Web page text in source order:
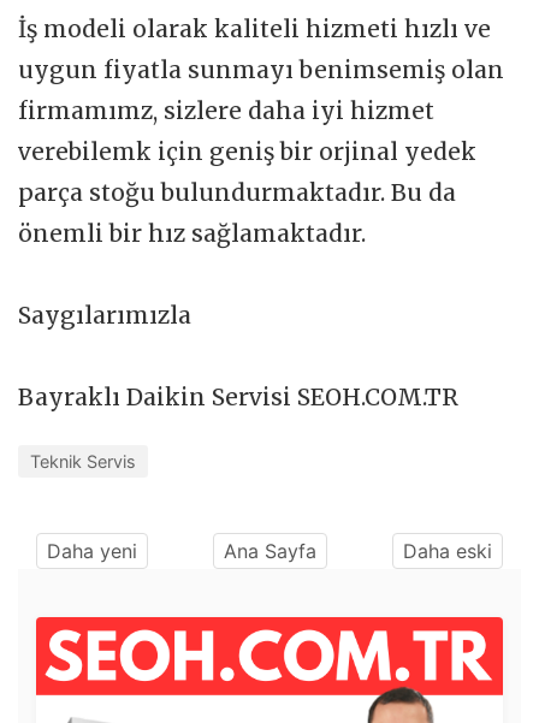
İş modeli olarak kaliteli hizmeti hızlı ve
uygun fiyatla sunmayı benimsemiş olan
firmamımz, sizlere daha iyi hizmet
verebilemk için geniş bir orjinal yedek
parça stoğu bulundurmaktadır. Bu da
önemli bir hız sağlamaktadır.
Saygılarımızla
Bayraklı Daikin Servisi SEOH.COM.TR
Teknik Servis
Daha yeni Ana Sayfa Daha eski